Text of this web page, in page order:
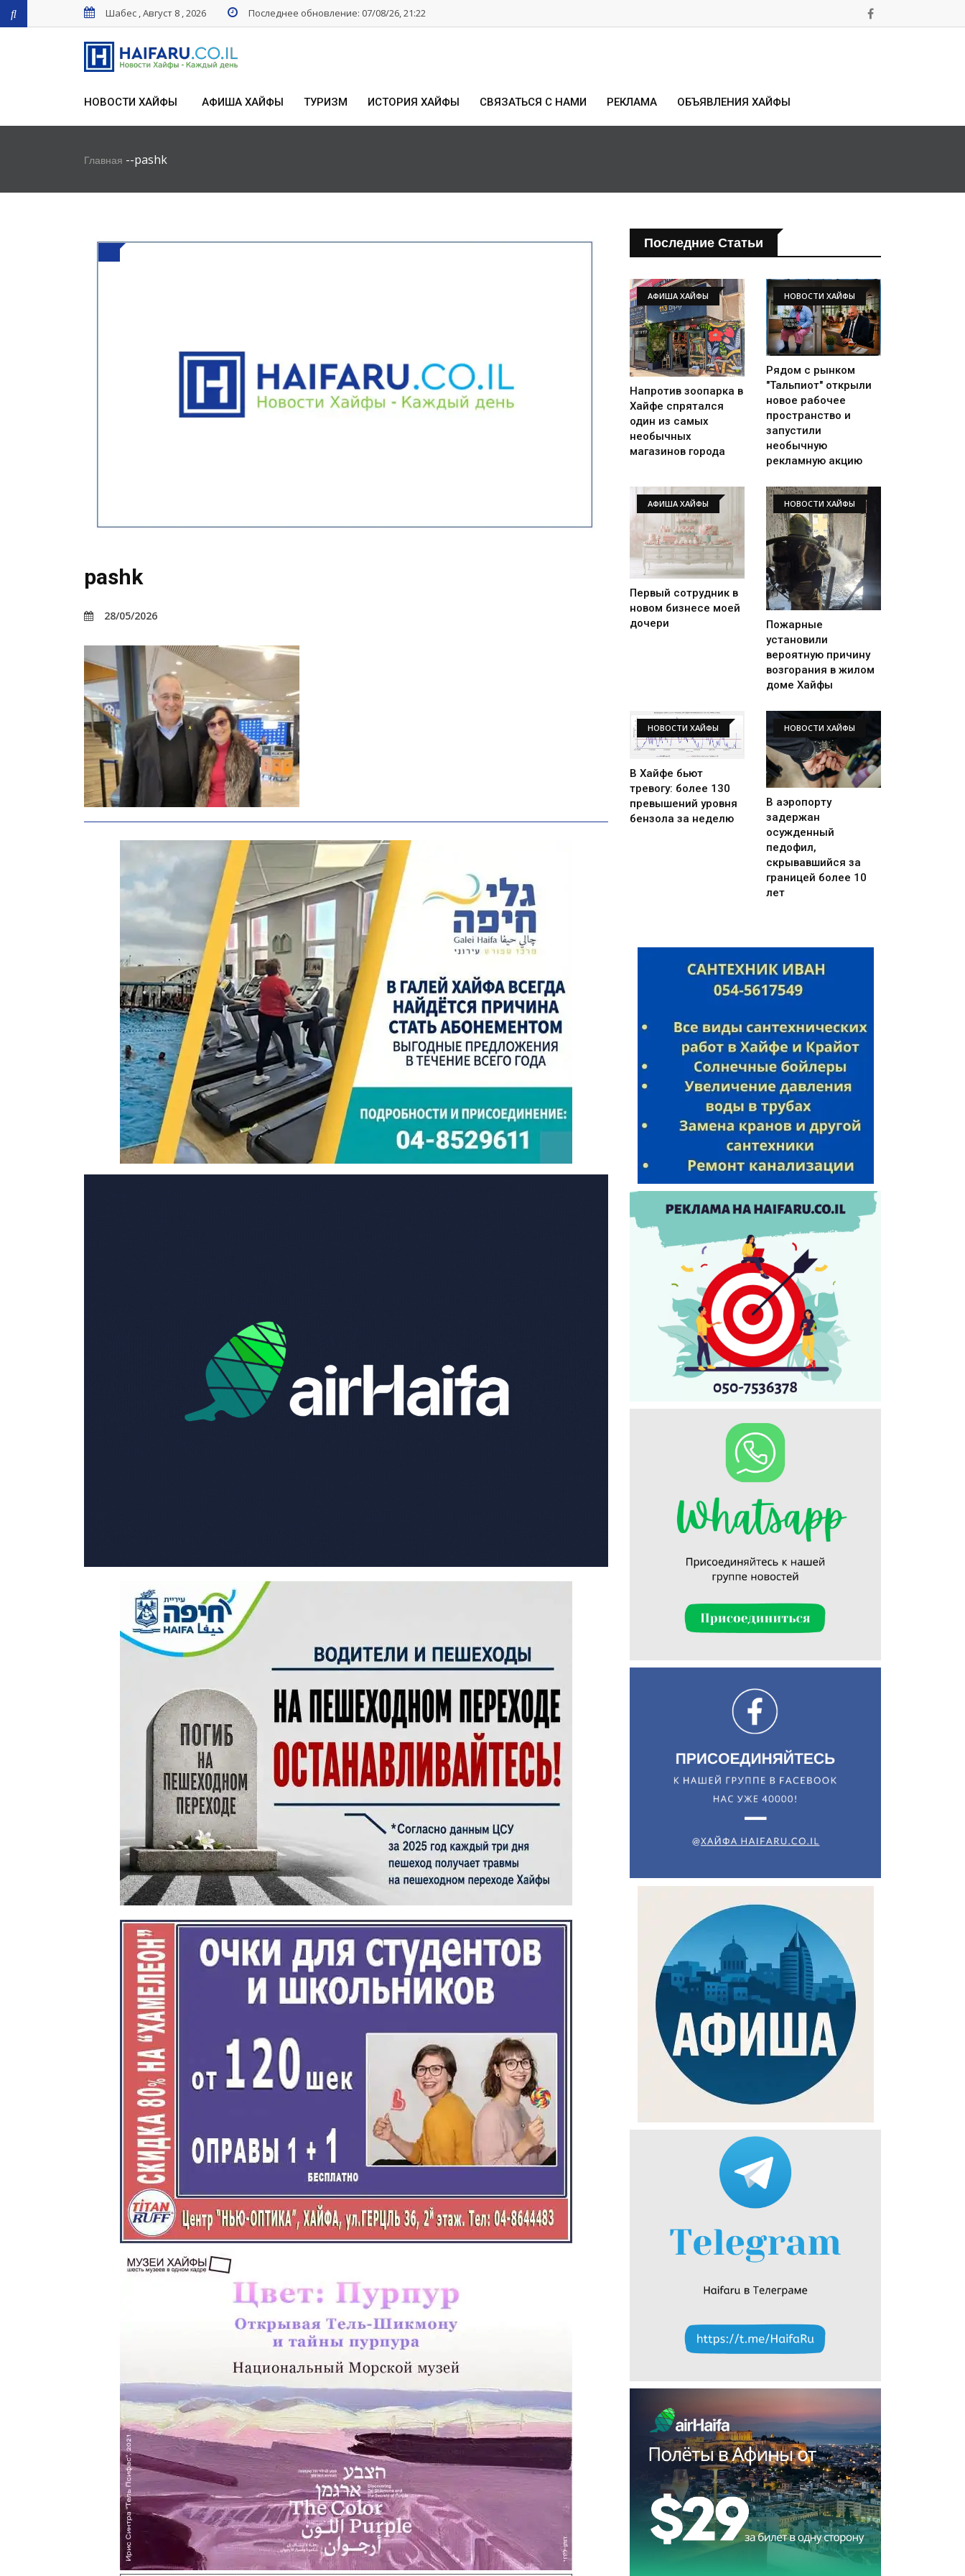
Шабес , Август 8 , 2026 Последнее обновление: 07/08/26, 21:22
НОВОСТИ ХАЙФЫ АФИША ХАЙФЫ ТУРИЗМ ИСТОРИЯ ХАЙФЫ СВЯЗАТЬСЯ С НАМИ РЕКЛАМА ОБЪЯВЛЕНИЯ ХАЙФЫ
Искать
Главная --pashk
pashk
28/05/2026
Последние Статьи
АФИША ХАЙФЫ
Напротив зоопарка в
Хайфе спрятался
один из самых
необычных
магазинов города
НОВОСТИ ХАЙФЫ
Рядом с рынком
"Тальпиот" открыли
новое рабочее
пространство и
запустили
необычную
рекламную акцию
АФИША ХАЙФЫ
Первый сотрудник в
новом бизнесе моей
дочери
НОВОСТИ ХАЙФЫ
Пожарные
установили
вероятную причину
возгорания в жилом
доме Хайфы
НОВОСТИ ХАЙФЫ
В Хайфе бьют
тревогу: более 130
превышений уровня
бензола за неделю
НОВОСТИ ХАЙФЫ
В аэропорту
задержан
осужденный
педофил,
скрывавшийся за
границей более 10
лет